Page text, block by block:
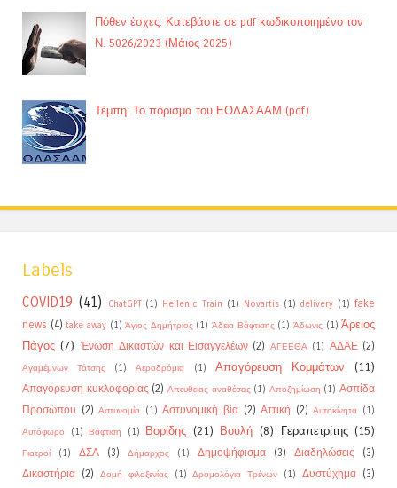
Πόθεν έσχες: Κατεβάστε σε pdf κωδικοποιημένο τον
Ν. 5026/2023 (Μάιος 2025)
Τέμπη: Το πόρισμα του ΕΟΔΑΣΑΑΜ (pdf)
Labels
COVID19 (41) ChatGPT (1) Hellenic Train (1) Novartis (1) delivery (1) fake
news (4) take away (1) Άγιος Δημήτριος (1) Άδεια Βάφτισης (1) Άδωνις (1) Άρειος
Πάγος (7) Ένωση Δικαστών και Εισαγγελέων (2) ΑΓΕΕΘΑ (1) ΑΔΑΕ (2)
Αγαμέμνων Τάτσης (1) Αεροδρόμια (1) Απαγόρευση Κομμάτων (11)
Απαγόρευση κυκλοφορίας (2) Απευθείας αναθέσεις (1) Αποζημίωση (1) Ασπίδα
Προσώπου (2) Αστυνομία (1) Αστυνομική βία (2) Αττική (2) Αυτοκίνητα (1)
Αυτόφωρο
(1) Βάφτιση (1) Βορίδης (21) Βουλή (8) Γεραπετρίτης (15)
Γιατροί (1) ΔΣΑ (3) Δήμαρχος (1) Δημοψήφισμα (3) Διαδηλώσεις
(3)
Δικαστήρια (2) Δομή φιλοξενίας (1) Δρομολόγια Τρένων (1) Δυστύχημα (3)